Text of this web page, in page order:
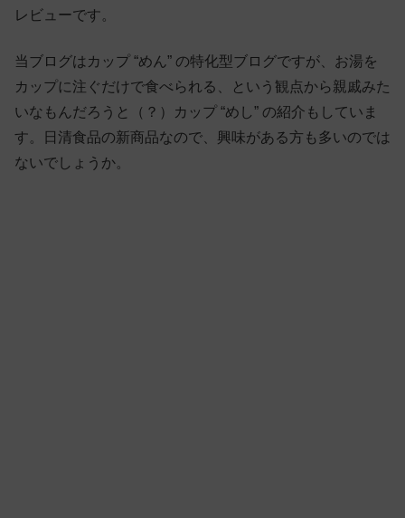
レビューです。
当ブログはカップ “めん” の特化型ブログですが、お湯を
カップに注ぐだけで食べられる、という観点から親戚みた
いなもんだろうと（？）カップ “めし” の紹介もしていま
す。日清食品の新商品なので、興味がある方も多いのでは
ないでしょうか。